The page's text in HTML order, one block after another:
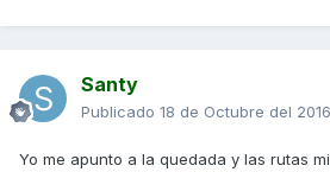
Santy
Publicado 18 de Octubre del 2016
Yo me apunto a la quedada y las rutas